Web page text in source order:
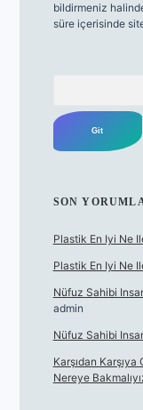
bildirmeniz
süre içerisinde
SON
Plastik En Iyi Ne
Plastik En Iyi Ne
Nüfuz Sahibi
admin
Nüfuz Sahibi
Karşıdan
Nereye